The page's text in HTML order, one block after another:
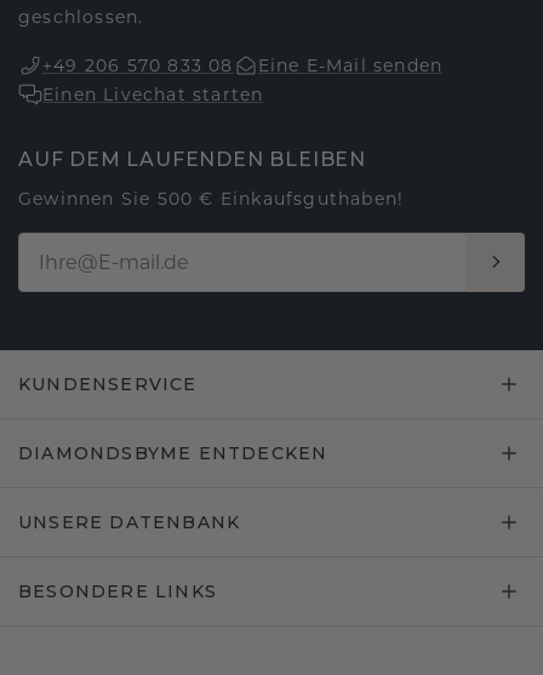
geschlossen.
+49 206 570 833 08
Eine E-Mail senden
Einen Livechat starten
AUF DEM LAUFENDEN BLEIBEN
Gewinnen Sie 500 € Einkaufsguthaben!
KUNDENSERVICE
DIAMONDSBYME ENTDECKEN
UNSERE DATENBANK
BESONDERE LINKS